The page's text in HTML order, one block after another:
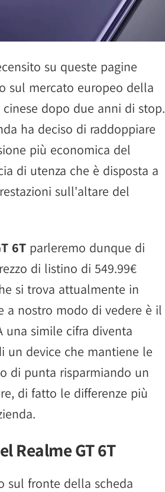
su queste pagine
sul mercato europeo della
dopo due anni di stop.
ha deciso di raddoppiare
più economica del
di utenza che è disposta a
sull'altare del
6T parleremo dunque di
di listino di 549.99€
si trova attualmente in
a nostro modo di vedere è il
una simile cifra diventa
un device che mantiene le
di punta risparmiando un
di fatto le differenze più
Realme GT 6T
sul fronte della scheda